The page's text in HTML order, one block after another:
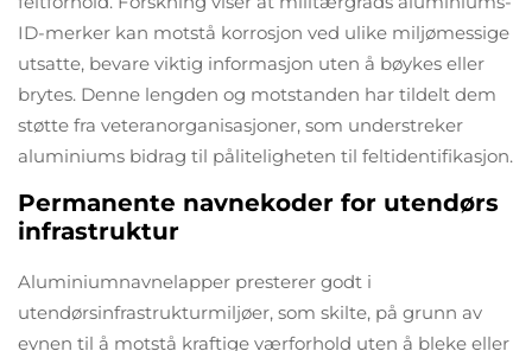
ID-merker kan motstå korrosjon ved ulike miljømessige
utsatte, bevare viktig informasjon uten å bøykes eller
brytes. Denne lengden og motstanden har tildelt dem
støtte fra veteranorganisasjoner, som understreker
aluminiums bidrag til påliteligheten til feltidentifikasjon.
Permanente navnekoder for utendørs
infrastruktur
Aluminiumnavnelapper presterer godt i
utendørsinfrastrukturmiljøer, som skilte, på grunn av
evnen til å motstå kraftige værforhold uten å bleke eller